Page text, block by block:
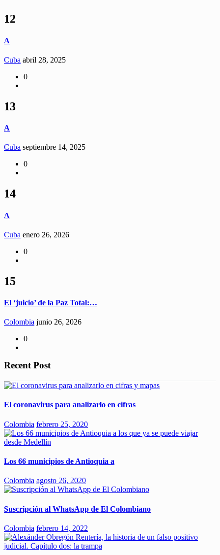
12
A
Cuba abril 28, 2025
0
13
A
Cuba septiembre 14, 2025
0
14
A
Cuba enero 26, 2026
0
15
El ‘juicio’ de la Paz Total:…
Colombia junio 26, 2026
0
Recent Post
El coronavirus para analizarlo en cifras
Colombia febrero 25, 2020
Los 66 municipios de Antioquia a
Colombia agosto 26, 2020
Suscripción al WhatsApp de El Colombiano
Colombia febrero 14, 2022